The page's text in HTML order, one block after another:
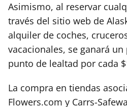
Asimismo, al reservar
través del sitio web de
alquiler de coches,
vacacionales, se ganará
punto de lealtad por cada
La compra en tiendas
Flowers.com y Carrs-